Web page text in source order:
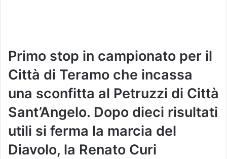
Primo stop in campionato per il
Città di Teramo che incassa
una sconfitta al Petruzzi di Città
Sant’Angelo. Dopo dieci risultati
utili si ferma la marcia del
Diavolo, la Renato Curi